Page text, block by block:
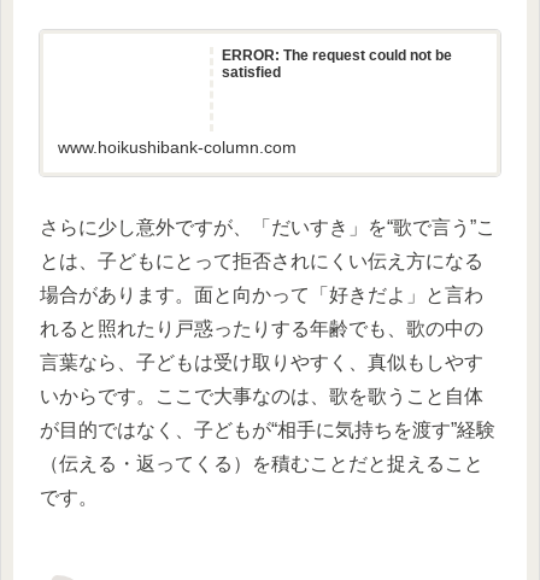
ERROR: The request could not be
satisfied
www.hoikushibank-column.com
さらに少し意外ですが、「だいすき」を“歌で言う”こ
とは、子どもにとって拒否されにくい伝え方になる
場合があります。面と向かって「好きだよ」と言わ
れると照れたり戸惑ったりする年齢でも、歌の中の
言葉なら、子どもは受け取りやすく、真似もしやす
いからです。ここで大事なのは、歌を歌うこと自体
が目的ではなく、子どもが“相手に気持ちを渡す”経験
（伝える・返ってくる）を積むことだと捉えること
です。